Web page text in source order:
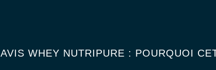
AVIS WHEY NUTRIPURE : POURQUOI